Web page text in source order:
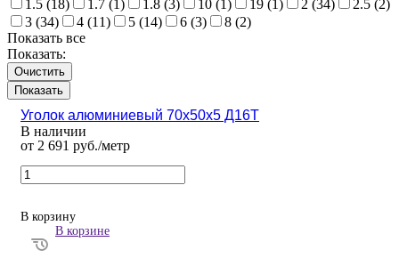
1.5 (18) 1.7 (1 ) 1.8 (3) 10 (1 ) 19 (1 ) 2 (34) 2.5 (2)
3 (34) 4 (11) 5 (14) 6 (3) 8 (2)
Показать все
Показать:
Очистить
Уголок алюминиевый 70х50х5 Д16Т
В наличии
от 2 691 руб./метр
В корзину
В корзине